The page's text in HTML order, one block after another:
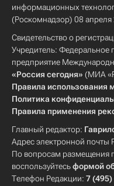
информационных
(Роскомнадзор) 08 апреля
Свидетельство о
Учредитель: Федеральное
предприятие
«Россия сегодня» (МИА
Правила использования
Политика
Правила применения
Главный редактор:
Адрес электронной почты
По вопросам размещения
воспользуйтесьформой
Телефон Редакции: 7 (495)